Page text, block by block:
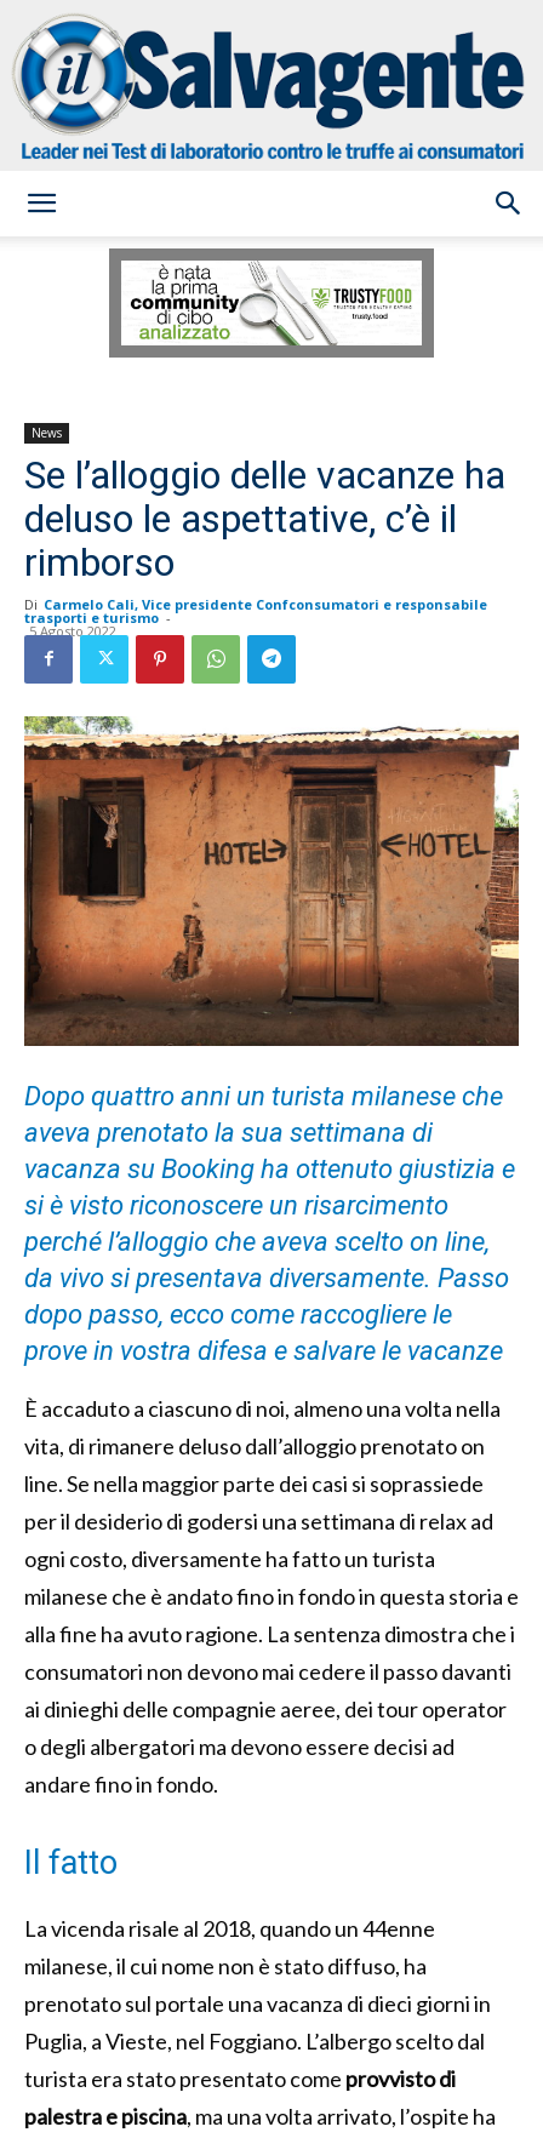
Salvagente
News
Se l’alloggio delle vacanze ha
deluso le aspettative, c’è il
rimborso
Di Carmelo Cali, Vice presidente Confconsumatori e responsabile
trasporti e turismo -
5 Agosto 2022
Dopo quattro anni un turista milanese che
aveva prenotato la sua settimana di
vacanza su Booking ha ottenuto giustizia e
si è visto riconoscere un risarcimento
perché l’alloggio che aveva scelto on line,
da vivo si presentava diversamente. Passo
dopo passo, ecco come raccogliere le
prove in vostra difesa e salvare le vacanze
È accaduto a ciascuno di noi, almeno una volta nella
vita, di rimanere deluso dall’alloggio prenotato on
line. Se nella maggior parte dei casi si soprassiede
per il desiderio di godersi una settimana di relax ad
ogni costo, diversamente ha fatto un turista
milanese che è andato fino in fondo in questa storia e
alla fine ha avuto ragione. La sentenza dimostra che i
consumatori non devono mai cedere il passo davanti
ai dinieghi delle compagnie aeree, dei tour operator
o degli albergatori ma devono essere decisi ad
andare fino in fondo.
Il fatto
La vicenda risale al 2018, quando un 44enne
milanese, il cui nome non è stato diffuso, ha
prenotato sul portale una vacanza di dieci giorni in
Puglia, a Vieste, nel Foggiano. L’albergo scelto dal
turista era stato presentato come provvisto di
palestra e piscina, ma una volta arrivato, l’ospite ha